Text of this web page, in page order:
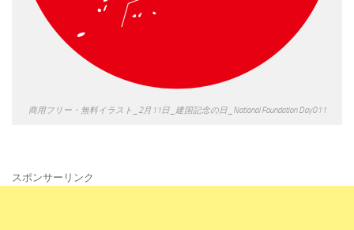
商用フリー・無料イラスト_2月11日_建国記念の日_National Foundation Day011
スポンサーリンク